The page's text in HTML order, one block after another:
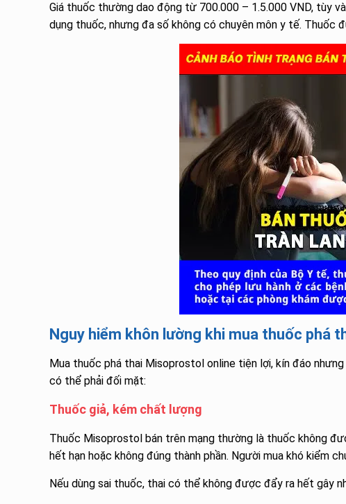
Giá thuốc thường dao động từ 700.000 – 1.5.000 VND, tùy
dụng thuốc, nhưng đa số không có chuyên môn y tế. Thuốc
Nguy hiểm khôn lường khi mua thuốc phá
Mua thuốc phá thai Misoprostol online tiện lợi, kín đáo
có thể phải đối mặt:
Thuốc giả, kém chất lượng
Thuốc Misoprostol bán trên mạng thường là thuốc không
hết hạn hoặc không đúng thành phần. Người mua khó kiểm
Nếu dùng sai thuốc, thai có thể không được đẩy ra hết gây